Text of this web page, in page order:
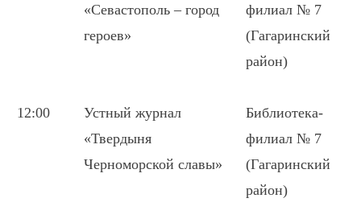
«Севастополь – город
героев»
филиал № 7
(Гагаринский
район)
12:00
Устный журнал
«Твердыня
Черноморской славы»
Библиотека-
филиал № 7
(Гагаринский
район)